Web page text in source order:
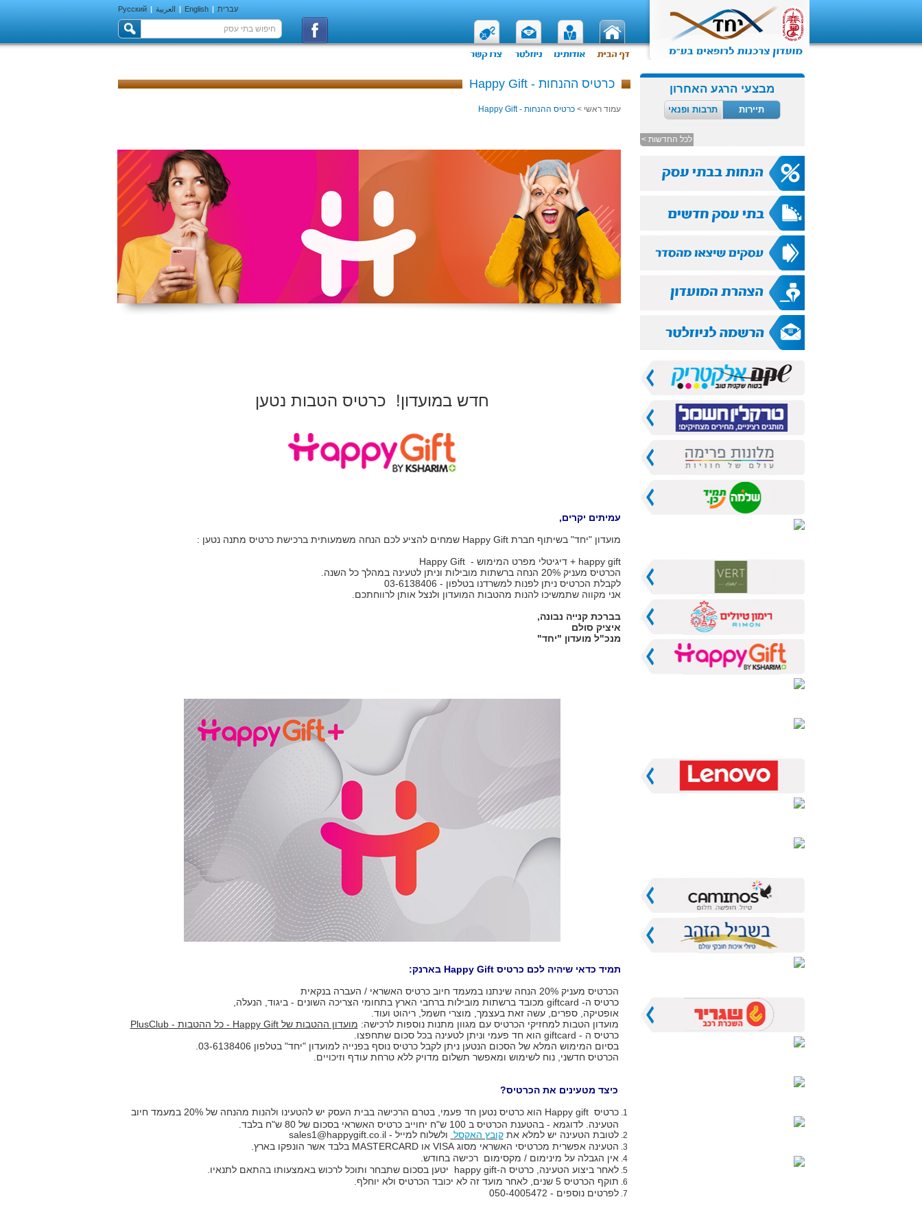
עברית |
English
| العربية |
Русский
מבצעי הרגע האחרון
תיירות תרבות ופנאי
לכל החדשות >
כרטיס ההנחות - Happy Gift
עמוד ראשי >כרטיס ההנחות - Happy Gift
חדש במועדון! כרטיס הטבות נטען
עמיתים יקרים,
מועדון "יחד" בשיתוף חברתHappy Gift שמחים להציע לכם הנחה משמעותית ברכישת כרטיס מתנה נטען :
happy gift + דיגיטלי מפרט המימוש -
Happy Gift
הכרטיס מעניק 20% הנחה ברשתות מובילות וניתן לטעינה במהלך כל השנה.
לקבלת הכרטיס ניתן לפנות למשרדנו בטלפון - 03-6138406
אני מקווה שתמשיכו להנות מהטבות המועדון ולנצל אותן לרווחתכם.
בברכת קנייה נבונה,
איציק סולם
מנכ"ל מועדון "יחד"
תמיד כדאי שיהיה לכם כרטיס Happy Gift בארנק:
הכרטיס מעניק 20% הנחה שינתנו במעמד חיוב כרטיס האשראי / העברה בנקאית
כרטיס ה- giftcard מכובד
ברשתות מובילות ברחבי הארץ בתחומי הצריכה השונים - ביגוד, הנעלה,
אופטיקה, ספרים, עשה זאת בעצמך, מוצרי חשמל, ריהוט ועוד.
מועדון הטבות למחזיקי הכרטיס עם מגוון מתנות נוספות לרכישה: מועדון ההטבות של Happy Gift - כל ההטבות - PlusClub
כרטיס ה - giftcard הוא חד פעמי וניתן לטעינה בכל סכום שתחפצו.
בסיום המימוש המלא של הסכום הנטען ניתן לקבל כרטיס נוסף בפנייה למועדון "יחד" בטלפון 03-6138406.
הכרטיס חדשני, נוח לשימוש ומאפשר תשלום מדויק ללא טרחת עודף וזיכויים.
כיצד מטעינים את הכרטיס?
כרטיס Happy gift הוא כרטיס נטען חד פעמי, בטרם הרכישה בבית העסק יש להטעינו ולהנות מהנחה של 20% במעמד חיוב
הטעינה. לדוגמא - בהטענת הכרטיס ב 100 ש"ח יחוייב כרטיס האשראי בסכום של 80 ש"ח בלבד.
לטובת הטעינה יש למלא אתקובץ האקסל ולשלוח למייל -sales1@happygift.co.il
הטעינה אפשרית מכרטיסי האשראי מסוג VISA או MASTERCARD בלבד אשר הונפקו בארץ.
אין הגבלה על מינימום / מקסימום רכישה בחודש.
לאחר ביצוע הטעינה, כרטיס ה-happy gift יטען בסכום שתבחר ותוכל לרכוש באמצעותו בהתאם לתנאיו.
תוקף הכרטיס 5 שנים, לאחר מועד זה לא יכובד הכרטיס ולא יוחלף.
לפרטים נוספים - 050-4005472